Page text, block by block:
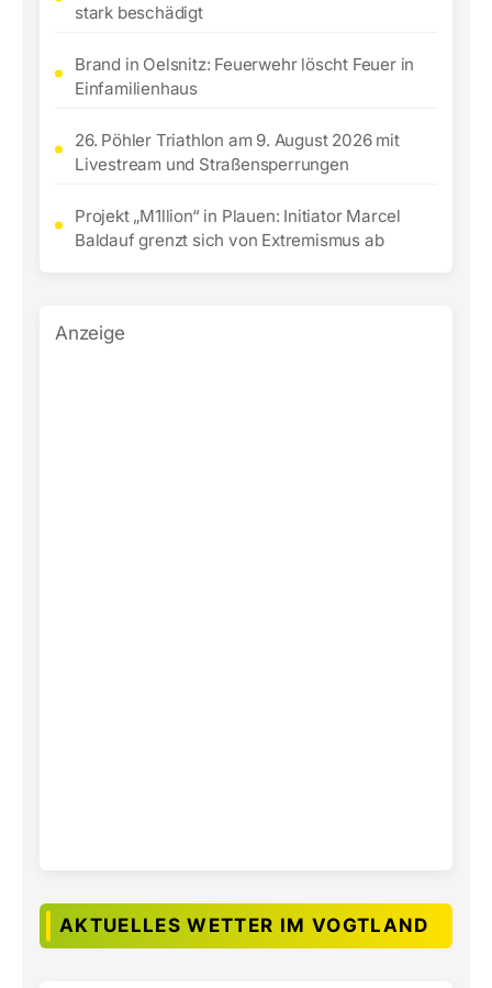
stark beschädigt
Brand in Oelsnitz: Feuerwehr löscht Feuer in
Einfamilienhaus
26. Pöhler Triathlon am 9. August 2026 mit
Livestream und Straßensperrungen
Projekt „M1llion“ in Plauen: Initiator Marcel
Baldauf grenzt sich von Extremismus ab
Anzeige
AKTUELLES WETTER IM VOGTLAND